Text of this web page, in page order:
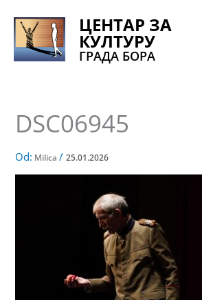
sadržaj
ЦЕНТАР ЗА
КУЛТУРУ
ГРАДА БОРА
DSC06945
Od: Milica/25.01.2026